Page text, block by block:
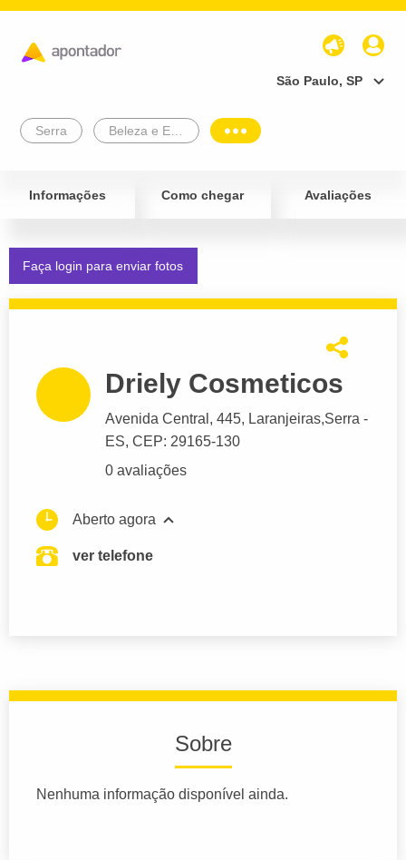
São Paulo, SP
Serra
Informações Como chegar Avaliações
Faça login para enviar fotos
Driely Cosmeticos
Avenida Central , 445, Laranjeiras,Serra -
ES, CEP: 29165-130
0 avaliações
Aberto agora
ver telefone
Sobre
Nenhuma informação disponível ainda.